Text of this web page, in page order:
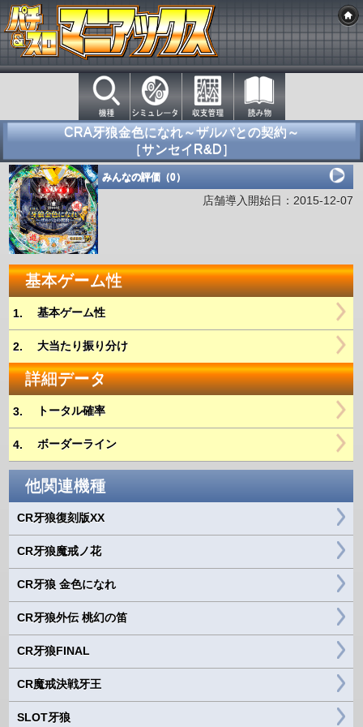
CRA牙狼金色になれ～ザルバとの契約～
［サンセイR&D］
みんなの評価（0）
店舗導入開始日：2015-12-07
基本ゲーム性
1. 基本ゲーム性
2. 大当たり振り分け
詳細データ
3. トータル確率
4. ボーダーライン
他関連機種
CR牙狼復刻版XX
CR牙狼魔戒ノ花
CR牙狼 金色になれ
CR牙狼外伝 桃幻の笛
CR牙狼FINAL
CR魔戒決戦牙王
SLOT牙狼